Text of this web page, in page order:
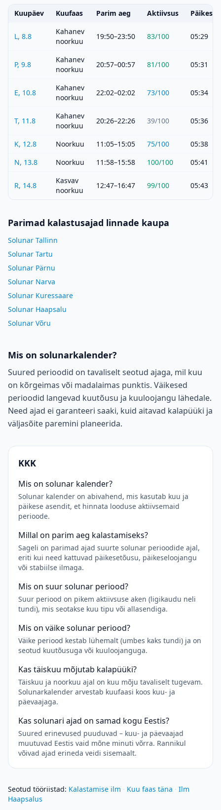
Kuupäev Kuufaas Parim aeg Aktiivsus
L, 8.8
Kahanev
noorkuu
19:50–23:50 83/100 05:29
P, 9.8
Kahanev
noorkuu
20:57–00:57 81/100 05:31
E, 10.8
Kahanev
noorkuu
22:02–02:02 73/100 05:34
T, 11.8
Kahanev
noorkuu
20:26–22:26 39/100 05:36
K, 12.8 Noorkuu 11:05–15:05 75/100
05:38
N, 13.8
Noorkuu 11:58–15:58 100/100 05:41
R, 14.8
Kasvav
noorkuu
12:47–16:47 99/100 05:43
Parimad kalastusajad linnade kaupa
Solunar Tallinn
Solunar Tartu
Solunar Pärnu
Solunar Narva
Solunar Kuressaare
Solunar Haapsalu
Solunar Võru
Mis on solunarkalender?
Suured perioodid on tavaliselt seotud ajaga, mil kuu
on kõrgeimas või madalaimas punktis. Väikesed
perioodid langevad kuutõusu ja kuuloojangu lähedale.
Need ajad ei garanteeri saaki, kuid aitavad kalapüüki ja
väljasõite paremini planeerida.
KKK
Mis on solunar kalender?
Solunar kalender on abivahend, mis kasutab kuu ja
päikese asendit, et hinnata looduse aktiivsemaid
perioode.
Millal on parim aeg kalastamiseks?
Sageli on parimad ajad suurte solunar perioodide ajal,
eriti kui need kattuvad päikesetõusu, päikeseloojangu
või stabiilse ilmaga.
Mis on suur solunar periood?
Suur periood on pikem aktiivsuse aken (ligikaudu neli
tundi), mis seotakse kuu tipu või allasendiga.
Mis on väike solunar periood?
Väike periood kestab lühemalt (umbes kaks tundi) ja on
seotud kuutõusuga või kuuloojanguga.
Kas täiskuu mõjutab kalapüüki?
Täiskuu ja noorkuu ajal on kuu mõju tavaliselt tugevam.
Solunarkalender arvestab kuufaasi koos kuu- ja
päevaajaga.
Kas solunari ajad on samad kogu Eestis?
Suured erinevused puuduvad – kuu- ja päevaajad
muutuvad Eestis vaid mõne minuti võrra. Rannikul
võivad ajad erineda veidi sisemaalt.
Seotud tööriistad: Kalastamise ilm · Kuu faas täna · Ilm
Haapsalus